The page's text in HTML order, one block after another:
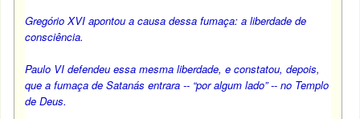
Gregório XVI apontou a causa dessa fumaça: a liberdade de
consciência.
Paulo VI defendeu essa mesma liberdade, e constatou, depois,
que a fumaça de Satanás entrara -- “por algum lado” -- no Templo
de Deus.